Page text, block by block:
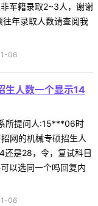
军籍录取2~3人，谢谢
年录取人数请查阅我
06
生人数一个显示14
所提问人:15***06时
网的机械专硕招生人
还是28，令，复试科目
以选同一个吗回复内
06